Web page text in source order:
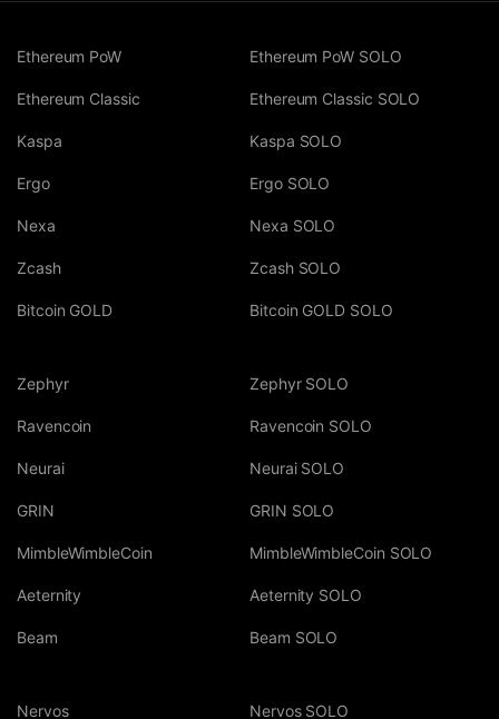
Ethereum PoW
Ethereum Classic
Kaspa
Ergo
Nexa
Zcash
Bitcoin GOLD
Ethereum PoW SOLO
Ethereum Classic SOLO
Kaspa SOLO
Ergo SOLO
Nexa SOLO
Zcash SOLO
Bitcoin GOLD SOLO
Zephyr
Ravencoin
Neurai
GRIN
MimbleWimbleCoin
Aeternity
Beam
Zephyr SOLO
Ravencoin SOLO
Neurai SOLO
GRIN SOLO
MimbleWimbleCoin SOLO
Aeternity SOLO
Beam SOLO
Nervos Nervos SOLO